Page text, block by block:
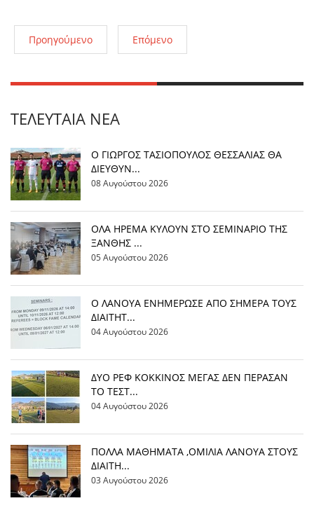
Προηγούμενο Επόμενο
ΤΕΛΕΥΤΑΊΑ ΝΈΑ
Ο ΓΙΩΡΓΟΣ ΤΑΣΙΟΠΟΥΛΟΣ ΘΕΣΣΑΛΙΑΣ ΘΑ
ΔΙΕΥΘΥΝ...
08 Αυγούστου 2026
OΛΑ ΗΡΕΜΑ ΚΥΛΟΥΝ ΣΤΟ ΣΕΜΙΝΑΡΙΟ ΤΗΣ
ΞΑΝΘΗΣ ...
05 Αυγούστου 2026
Ο ΛΑΝΟΥΑ ΕΝΗΜΕΡΩΣΕ ΑΠΟ ΣΗΜΕΡΑ ΤΟΥΣ
ΔΙΑΙΤΗΤ...
04 Αυγούστου 2026
ΔΥΟ ΡΕΦ ΚΟΚΚΙΝΟΣ ΜΕΓΑΣ ΔΕΝ ΠΕΡΑΣΑΝ
ΤΟ ΤΕΣΤ...
04 Αυγούστου 2026
ΠΟΛΛΑ ΜΑΘΗΜΑΤΑ ,ΟΜΙΛΙΑ ΛΑΝΟΥΑ ΣΤΟΥΣ
ΔΙΑΙΤΗ...
03 Αυγούστου 2026